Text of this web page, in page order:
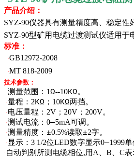
产品介绍：
SYZ-90仪器具有测量精度高、稳定性
SYZ-90型矿用电缆过渡测试仪适用于
标准：
·GB12972-2008
·MT 818-2009
技术参数：
·测量范围： 1Ω--10ΚΩ。
·量程： 2ΚΩ ； 10ΚΩ两挡。
·电压量程： 2V ； 20V ； 200V。
·测试电流： 0—5mA可调。
·测量精度： ±0.5%读取±2字。
· 显示： 3 1/2位LED数字显示0—1999单
· 自动判别所测电缆相位,用 A B C表